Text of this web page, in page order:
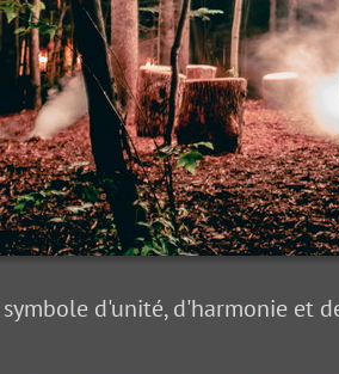
d'unité, d'harmonie et